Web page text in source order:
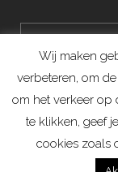
Wij maken
verbeteren, om
om het verkeer op
te klikken, geef
cookies zoals